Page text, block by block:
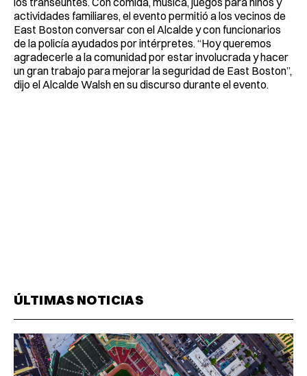
actividades familiares, el evento permitió a los vecinos de
East Boston conversar con el Alcalde y con funcionarios
de la policía ayudados por intérpretes. “Hoy queremos
agradecerle a la comunidad por estar involucrada y hacer
un gran trabajo para mejorar la seguridad de East Boston”,
dijo el Alcalde Walsh en su discurso durante el evento.
ÚLTIMAS NOTICIAS